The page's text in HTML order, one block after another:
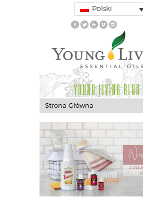
Polski
YOUNG LIVING BLOG